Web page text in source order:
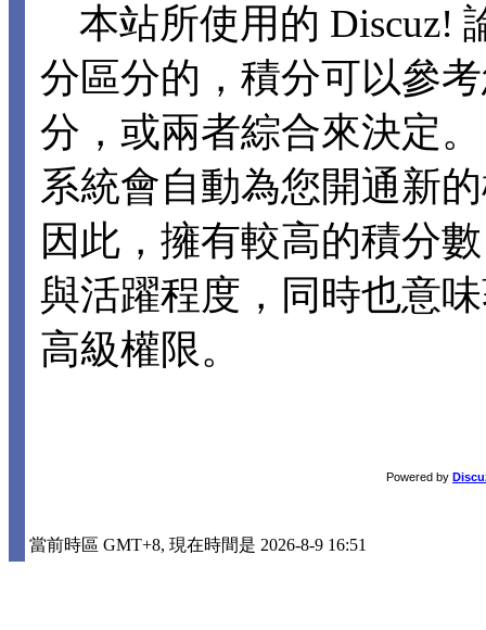
本站所使用的 Discuz!
分區分的，積分可以參
分，或兩者綜合來決定
系統會自動為您開通新
因此，擁有較高的積分
與活躍程度，同時也意
高級權限。
Powered by
當前時區 GMT+8, 現在時間是 2026-8-9 16:51